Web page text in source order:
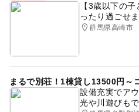
【3歳以下の
ったり過ごせ
群馬県高崎市
まるで別荘！1棟貸し13500円～
設備充実でア
光や川遊びも